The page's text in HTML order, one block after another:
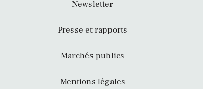
Newsletter
Presse et rapports
Marchés publics
Mentions légales